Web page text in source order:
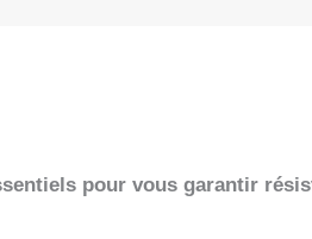
pour vous garantir